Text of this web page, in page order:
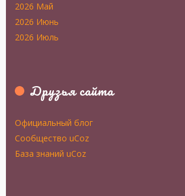
2026 Май
2026 Июнь
2026 Июль
Друзья сайта
Официальный блог
Сообщество uCoz
База знаний uCoz